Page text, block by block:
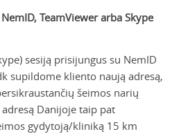
TeamViewer arba Skype
sesiją prisijungus su NemID
supildome kliento naują adresą,
šeimos narių
adresą Danijoje taip pat
gydytoją/kliniką 15 km